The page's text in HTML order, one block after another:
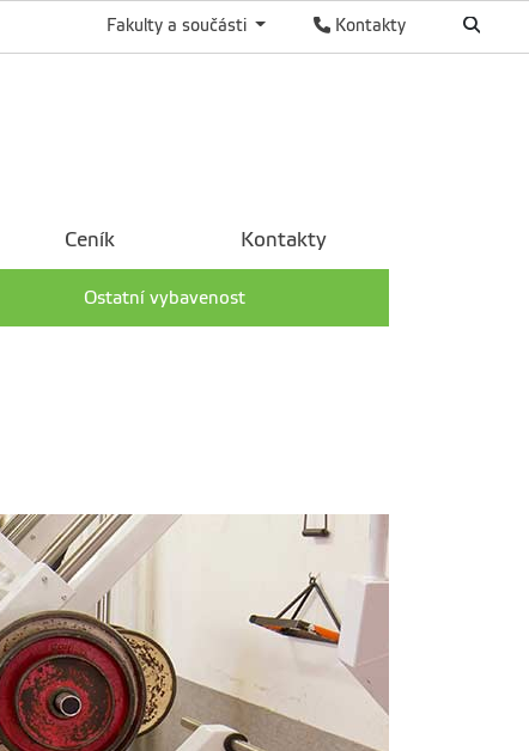
Kontakty
Fakulty a součásti
Ostatní vybavenost
Ceník Kontakty